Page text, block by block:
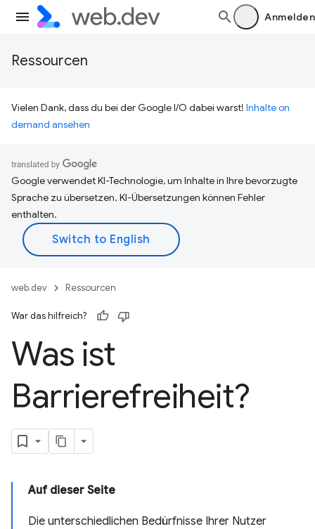
Anmelden
Ressourcen
Vielen Dank, dass du bei der Google I/O dabei warst! Inhalte on
demand ansehen
Google verwendet KI-Technologie, um Inhalte in Ihre bevorzugte
Sprache zu übersetzen. KI-Übersetzungen können Fehler
enthalten.
web.dev Ressourcen
War das hilfreich?
Was ist
Barrierefreiheit?
Auf dieser Seite
Die unterschiedlichen Bedürfnisse Ihrer Nutzer